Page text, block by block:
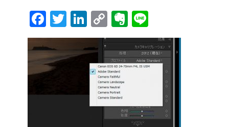
F
ac
e
b
o
T
wi
tt
Li
n
k
e
dI
n
C
o
p
y
Li
n
k
Ev
er
n
ot
n
e